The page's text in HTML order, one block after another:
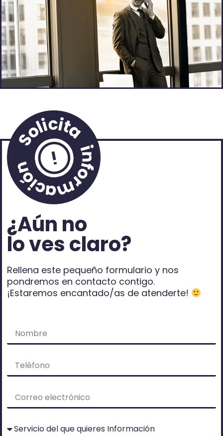
¿Aún no
lo ves claro?
Rellena este pequeño formulario y nos
pondremos en contacto contigo.
¡Estaremos encantado/as de atenderte!